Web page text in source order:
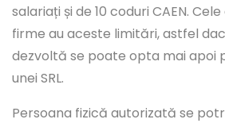
salariați și de 10 coduri CAEN.
firme au aceste limitări, astfel
dezvoltă se poate opta mai apoi
unei SRL.
Persoana fizică autorizată se